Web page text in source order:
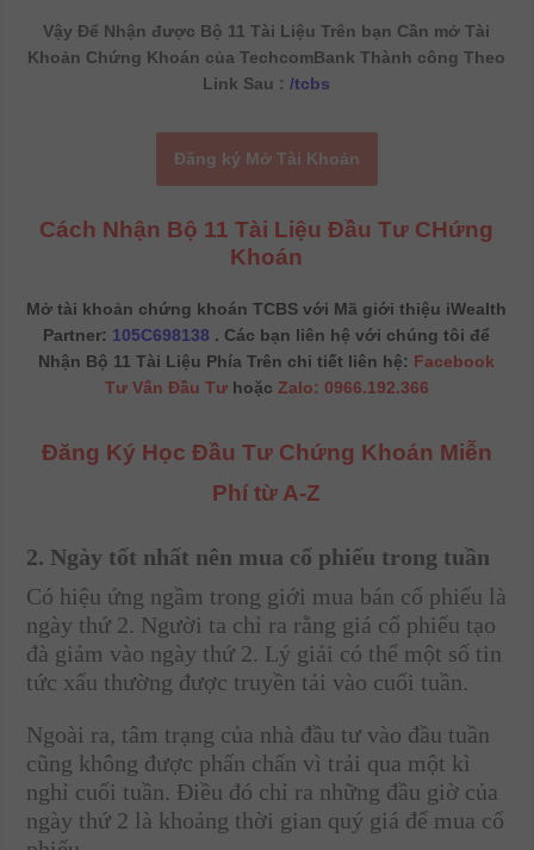
Vậy Để Nhận được Bộ 11 Tài Liệu Trên bạn Cần mở Tài
Khoản Chứng Khoán của TechcomBank Thành công Theo
Link Sau :/tcbs
Đăng ký Mở Tài Khoản
Cách Nhận Bộ 11 Tài Liệu Đầu Tư CHứng
Khoán
Mở tài khoản chứng khoán TCBS với Mã giới thiệu iWealth
Partner: 105C698138 . Các bạn liên hệ với chúng tôi để
Nhận Bộ 11 Tài Liệu Phía Trên chi tiết liên hệ: Facebook
Tư Vấn Đầu Tưhoặc Zalo: 0966.192.366
Đăng Ký Học Đầu Tư Chứng Khoán Miễn
Phí từ A-Z
2. Ngày tốt nhất nên mua cổ phiếu trong tuần
Có hiệu ứng ngầm trong giới mua bán cổ phiếu là
ngày thứ 2. Người ta chỉ ra rằng giá cổ phiếu tạo
đà giảm vào ngày thứ 2. Lý giải có thể một số tin
tức xấu thường được truyền tải vào cuối tuần.
Ngoài ra, tâm trạng của nhà đầu tư vào đầu tuần
cũng không được phấn chấn vì trải qua một kì
nghỉ cuối tuần. Điều đó chỉ ra những đầu giờ của
ngày thứ 2 là khoảng thời gian quý giá để mua cổ